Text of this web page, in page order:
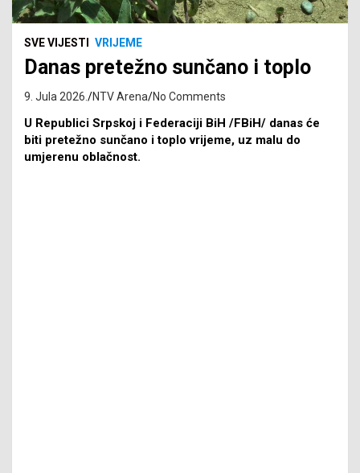
SVE VIJESTI VRIJEME
Danas pretežno sunčano i toplo
9. Jula 2026. NTV Arena No Comments
U Republici Srpskoj i Federaciji BiH /FBiH/ danas će
biti pretežno sunčano i toplo vrijeme, uz malu do
umjerenu oblačnost.